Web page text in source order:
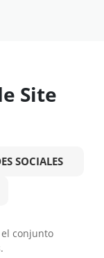
Site
SOCIALES
conjunto